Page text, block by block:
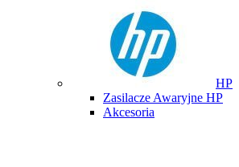
HP
Zasilacze Awaryjne HP
Akcesoria